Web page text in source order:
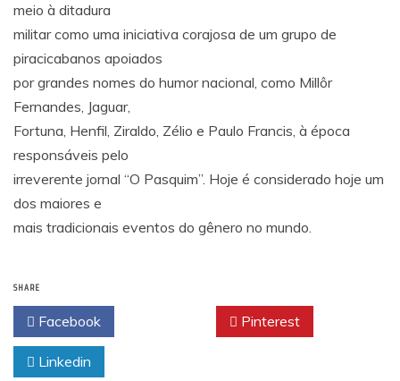
meio à ditadura
militar como uma iniciativa corajosa de um grupo de
piracicabanos apoiados
por grandes nomes do humor nacional, como Millôr
Fernandes, Jaguar,
Fortuna, Henfil, Ziraldo, Zélio e Paulo Francis, à época
responsáveis pelo
irreverente jornal “O Pasquim”. Hoje é considerado hoje um
dos maiores e
mais tradicionais eventos do gênero no mundo.
SHARE
Facebook Pinterest
Linkedin